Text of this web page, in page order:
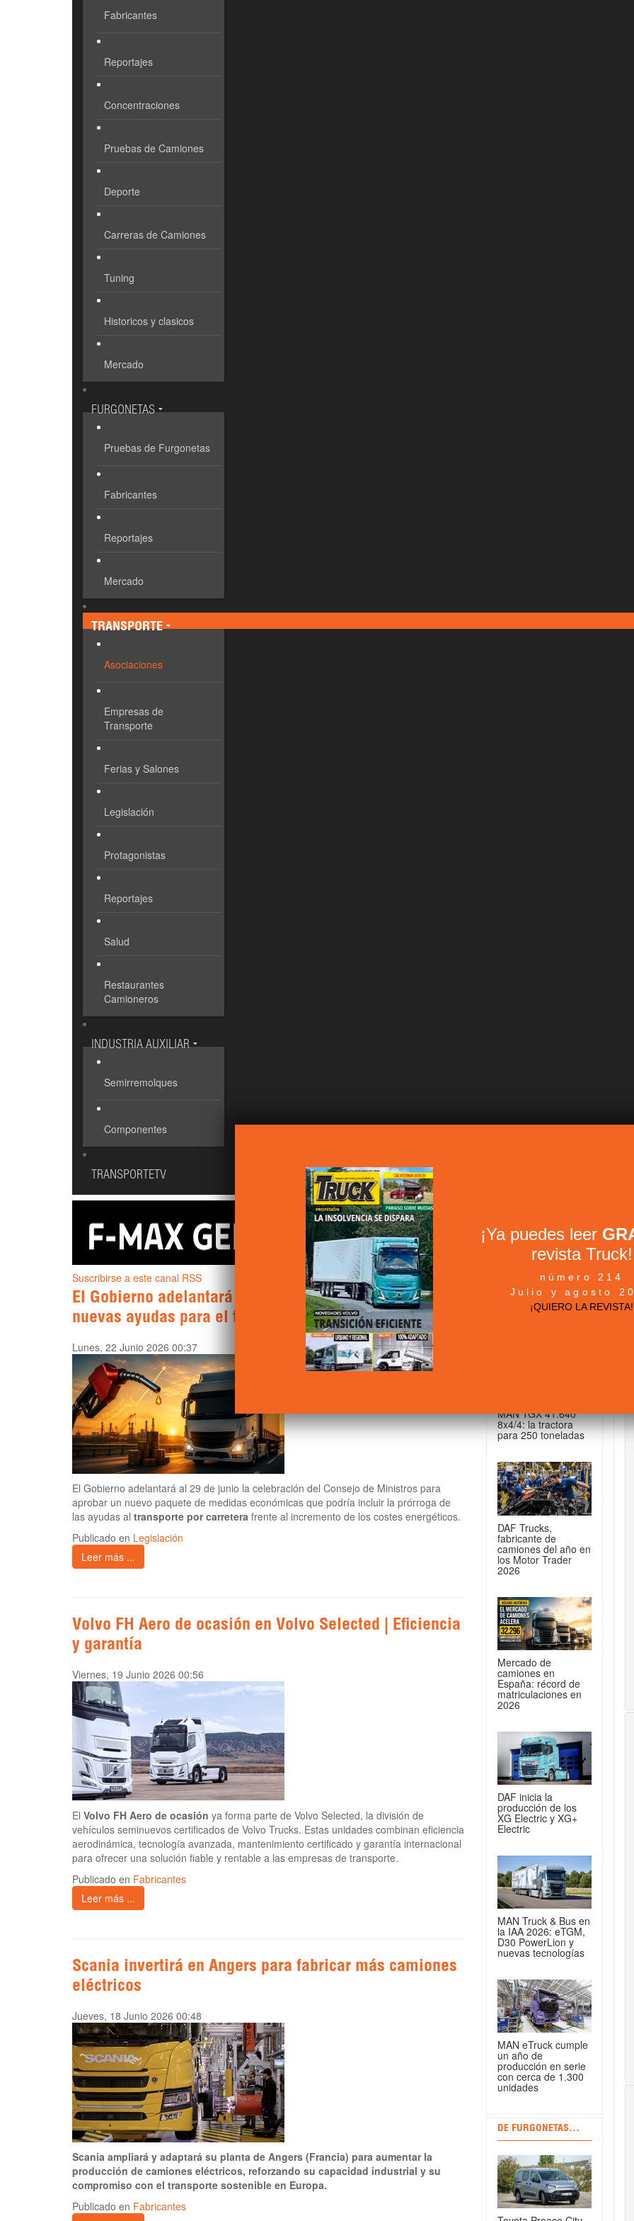
Fabricantes
Reportajes
Concentraciones
Pruebas de Camiones
Deporte
Carreras de Camiones
Tuning
Historicos y clasicos
Mercado
FURGONETAS
Pruebas de Furgonetas
Fabricantes
Reportajes
Mercado
TRANSPORTE
Asociaciones
Empresas de
Transporte
Ferias y Salones
Legislación
Protagonistas
Reportajes
Salud
Restaurantes
Camioneros
INDUSTRIA AUXILIAR
Semirremolques
Componentes
TRANSPORTETV
Suscribirse a este canal RSS
El Gobierno adelantará al 29 de junio la aprobación de
nuevas ayudas para el transporte por carretera
Lunes, 22 Junio 2026 00:37
El Gobierno adelantará al 29 de junio la celebración del Consejo de Ministros para
aprobar un nuevo paquete de medidas económicas que podría incluir la prórroga de
las ayudas al transporte por carretera frente al incremento de los costes energéticos.
Publicado en Legislación
Leer más ...
Volvo FH Aero de ocasión en Volvo Selected | Eficiencia
y garantía
Viernes, 19 Junio 2026 00:56
El Volvo FH Aero de ocasión ya forma parte de Volvo Selected, la división de
vehículos seminuevos certificados de Volvo Trucks. Estas unidades combinan eficiencia
aerodinámica, tecnología avanzada, mantenimiento certificado y garantía internacional
para ofrecer una solución fiable y rentable a las empresas de transporte.
Publicado en Fabricantes
Leer más ...
Scania invertirá en Angers para fabricar más camiones
eléctricos
Jueves, 18 Junio 2026 00:48
Scania ampliará y adaptará su planta de Angers (Francia) para aumentar la
producción de camiones eléctricos, reforzando su capacidad industrial y su
compromiso con el transporte sostenible en Europa.
Publicado en Fabricantes
+ NOTICIAS...
MAN TGX 41.640
8x4/4: la tractora
para 250 toneladas
DAF Trucks,
fabricante de
camiones del año en
los Motor Trader
2026
Mercado de
camiones en
España: récord de
matriculaciones en
2026
DAF inicia la
producción de los
XG Electric y XG+
Electric
MAN Truck & Bus en
la IAA 2026: eTGM,
D30 PowerLion y
nuevas tecnologías
MAN eTruck cumple
un año de
producción en serie
con cerca de 1.300
unidades
DE FURGONETAS...
¡Ya puedes leer
revista Truck!
número 214
Julio y agosto
¡QUIERO LA REVISTA!